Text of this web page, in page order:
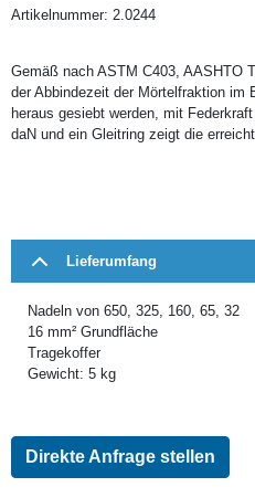
Artikelnummer: 2.0244
Gemäß nach ASTM C403, AASHTO
der Abbindezeit der Mörtelfraktion im
heraus gesiebt werden, mit
daN und ein Gleitring zeigt die
Lieferumfang
Nadeln von 650, 325, 160, 65, 32
16 mm² Grundfläche
Tragekoffer
Gewicht: 5 kg
Direkte Anfrage stellen